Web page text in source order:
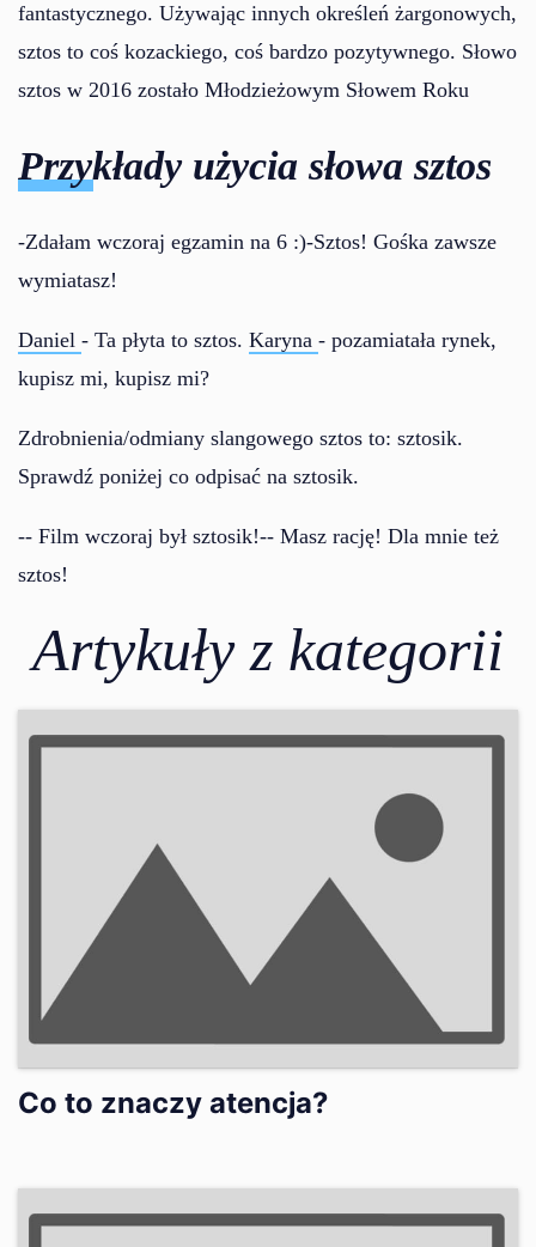
fantastycznego. Używając innych określeń żargonowych,
sztos to coś kozackiego, coś bardzo pozytywnego. Słowo
sztos w 2016 zostało Młodzieżowym Słowem Roku
Przykłady użycia słowa sztos
-Zdałam wczoraj egzamin na 6 :)-Sztos! Gośka zawsze
wymiatasz!
Daniel - Ta płyta to sztos. Karyna - pozamiatała rynek,
kupisz mi, kupisz mi?
Zdrobnienia/odmiany slangowego sztos to: sztosik.
Sprawdź poniżej co odpisać na sztosik.
-- Film wczoraj był sztosik!-- Masz rację! Dla mnie też
sztos!
Artykuły z kategorii
Co to znaczy atencja?